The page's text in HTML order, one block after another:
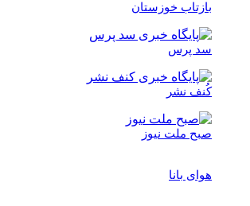
بازتاب خوزستان
سد پرس
کُنف نشر
صبح ملت نیوز
هوای بانا